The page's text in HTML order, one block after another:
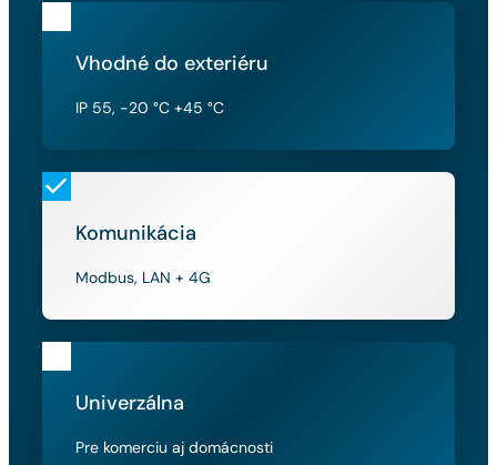
Vhodné do exteriéru
IP 55, -20 °C +45 °C
Komunikácia
Modbus, LAN + 4G
Univerzálna
Pre komerciu aj domácnosti